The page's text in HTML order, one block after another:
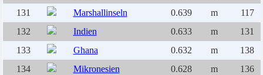
131
Marshallinseln 0.639 m
117
132
Indien 0.633 m
131
133
Ghana 0.632 m
138
134
Mikronesien 0.628 m
136